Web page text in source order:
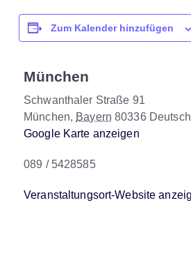
Zum Kalender hinzufügen
München
Schwanthaler Straße 91
München, Bayern 80336
Google Karte anzeigen
089 / 5428585
Veranstaltungsort-Website